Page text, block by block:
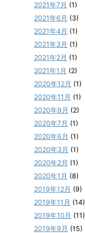
2021年7月 (1)
2021年6月 (3)
2021年4月 (1)
2021年3月 (1)
2021年2月 (1)
2021年1月 (2)
2020年12月 (1)
2020年11月 (1)
2020年9月 (2)
2020年7月 (1)
2020年6月 (1)
2020年3月 (1)
2020年2月 (1)
2020年1月 (8)
2019年12月 (9)
2019年11月 (14)
2019年10月 (11)
2019年9月 (15)